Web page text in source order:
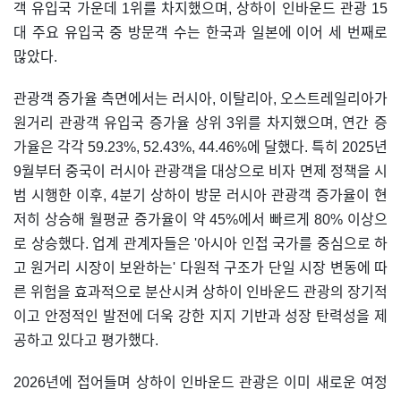
객 유입국 가운데 1위를 차지했으며, 상하이 인바운드 관광 15
대 주요 유입국 중 방문객 수는 한국과 일본에 이어 세 번째로
많았다.
관광객 증가율 측면에서는 러시아, 이탈리아, 오스트레일리아가
원거리 관광객 유입국 증가율 상위 3위를 차지했으며, 연간 증
가율은 각각 59.23%, 52.43%, 44.46%에 달했다. 특히 2025년
9월부터 중국이 러시아 관광객을 대상으로 비자 면제 정책을 시
범 시행한 이후, 4분기 상하이 방문 러시아 관광객 증가율이 현
저히 상승해 월평균 증가율이 약 45%에서 빠르게 80% 이상으
로 상승했다. 업계 관계자들은 '아시아 인접 국가를 중심으로 하
고 원거리 시장이 보완하는' 다원적 구조가 단일 시장 변동에 따
른 위험을 효과적으로 분산시켜 상하이 인바운드 관광의 장기적
이고 안정적인 발전에 더욱 강한 지지 기반과 성장 탄력성을 제
공하고 있다고 평가했다.
2026년에 접어들며 상하이 인바운드 관광은 이미 새로운 여정